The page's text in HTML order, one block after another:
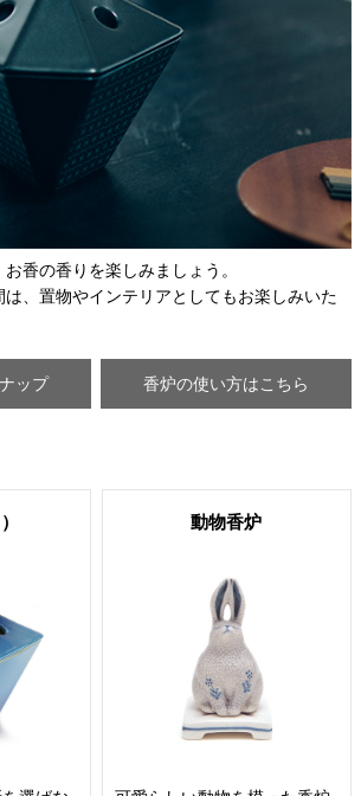
香の香りを楽しみましょう。
、置物やインテリアとしてもお楽しみいた
ップ 香炉の使い方はこちら
動物香炉